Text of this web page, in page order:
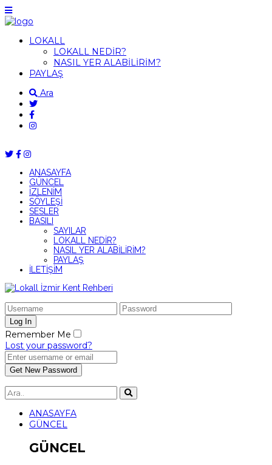
LOKALL
LOKALL NEDİR?
NASIL YER ALABİLİRİM?
PAYLAŞ
Ara
ANASAYFA
GÜNCEL
İZLENİM
SÖYLEŞİ
SESLER
BASILI
SAYILAR
LOKALL NEDİR?
NASIL YER ALABİLİRİM?
PAYLAŞ
İLETİŞİM
Remember Me
Lost your password?
ANASAYFA
GÜNCEL
GÜNCEL